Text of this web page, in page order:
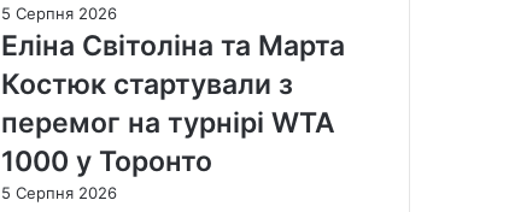
5 Серпня 2026
Еліна Світоліна та Марта
Костюк стартували з
перемог на турнірі WTA
1000 у Торонто
5 Серпня 2026